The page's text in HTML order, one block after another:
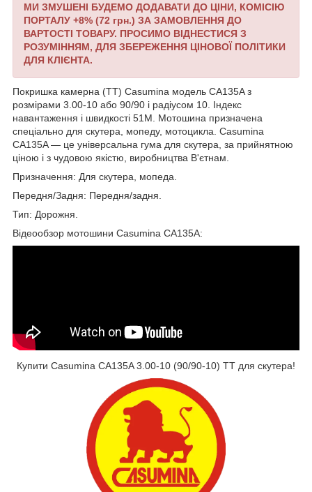
МИ ЗМУШЕНІ БУДЕМО ДОДАВАТИ ДО ЦІНИ, КОМІСІЮ
ПОРТАЛУ +8% (72 грн.) ЗА ЗАМОВЛЕННЯ ДО
ВАРТОСТІ ТОВАРУ. ПРОСИМО ВІДНЕСТИСЯ З
РОЗУМІННЯМ, ДЛЯ ЗБЕРЕЖЕННЯ ЦІНОВОЇ ПОЛІТИКИ
ДЛЯ КЛІЄНТА.
Покришка камерна (TT) Casumina модель CA135A з
розмірами 3.00-10 або 90/90 і радіусом 10. Індекс
навантаження і швидкості 51M. Мотошина призначена
спеціально для скутера, мопеду, мотоцикла. Casumina
CA135A — це універсальна гума для скутера, за прийнятною
ціною і з чудовою якістю, виробництва В'єтнам.
Призначення: Для скутера, мопеда.
Передня/Задня: Передня/задня.
Тип: Дорожня.
Відеообзор мотошини Casumina CA135A:
Купити Casumina CA135A 3.00-10 (90/90-10) TT для скутера!